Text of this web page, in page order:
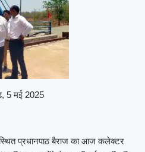
5 मई 2025
प्रधानपाठ बैराज का आज कलेक्टर